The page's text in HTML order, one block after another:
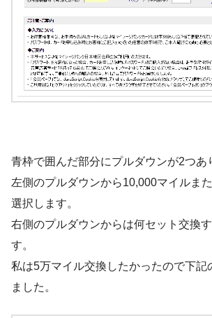
青枠で囲んだ部分にプルダウンが2つあ
左側のプルダウンから10,000マイルま
選択します。
右側のプルダウンからは何セット交換
す。
私は5万マイル交換したかったので下記
ました。